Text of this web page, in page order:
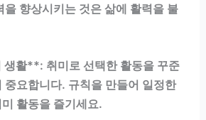
을 향상시키는 것은 삶에 활력을 불
활**: 취미로 선택한 활동을 꾸준
중요합니다. 규칙을 만들어 일정한
활동을 즐기세요.